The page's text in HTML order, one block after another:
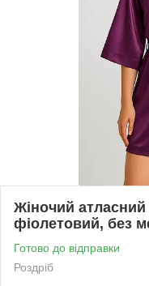
Жіночий
фіолетовий, без
Готово до відправки
Роздріб